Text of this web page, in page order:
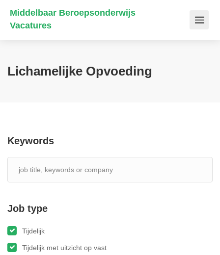
Middelbaar Beroepsonderwijs
Vacatures
Lichamelijke Opvoeding
Keywords
Job type
Tijdelijk
Tijdelijk met uitzicht op vast